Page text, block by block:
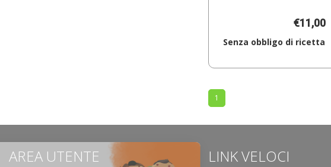
€11,00
Senza obbligo di ricetta
RDM
1
AREA UTENTE LINK VELOCI